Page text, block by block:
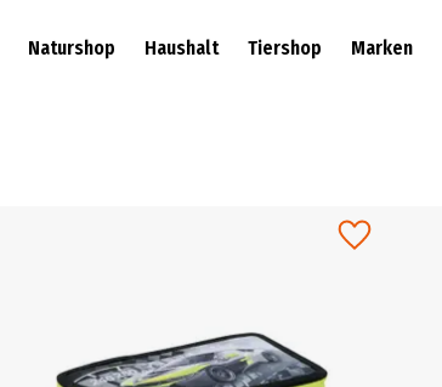
Naturshop Haushalt Tiershop Marken